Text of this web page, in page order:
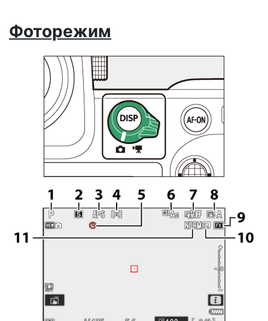
Фоторежим